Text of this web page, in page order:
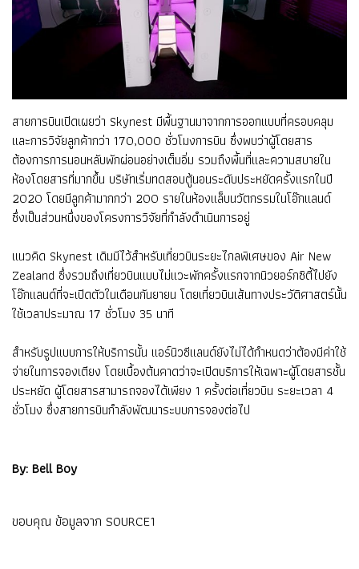
สายการบินเปิดเผยว่า Skynest มีพื้นฐานมาจากการออกแบบที่ครอบคลุม
และการวิจัยลูกค้ากว่า 170,000 ชั่วโมงการบิน ซึ่งพบว่าผู้โดยสาร
ต้องการการนอนหลับพักผ่อนอย่างเต็มอิ่ม รวมถึงพื้นที่และความสบายใน
ห้องโดยสารที่มากขึ้น บริษัทเริ่มทดสอบตู้นอนระดับประหยัดครั้งแรกในปี
2020 โดยมีลูกค้ามากกว่า 200 รายในห้องแล็บนวัตกรรมในโอ๊กแลนด์
ซึ่งเป็นส่วนหนึ่งของโครงการวิจัยที่กำลังดำเนินการอยู่
แนวคิด Skynest เดิมมีไว้สำหรับเที่ยวบินระยะไกลพิเศษของ Air New
Zealand ซึ่งรวมถึงเที่ยวบินแบบไม่แวะพักครั้งแรกจากนิวยอร์กซิตี้ไปยัง
โอ๊กแลนด์ที่จะเปิดตัวในเดือนกันยายน โดยเที่ยวบินเส้นทางประวัติศาสตร์นั้น
ใช้เวลาประมาณ 17 ชั่วโมง 35 นาที
สำหรับรูปแบบการให้บริการนั้น แอร์นิวซีแลนด์ยังไม่ได้กำหนดว่าต้องมีค่าใช้
จ่ายในการจองเตียง โดยเบื้องต้นคาดว่าจะเปิดบริการให้เฉพาะผู้โดยสารชั้น
ประหยัด ผู้โดยสารสามารถจองได้เพียง 1 ครั้งต่อเที่ยวบิน ระยะเวลา 4
ชั่วโมง ซึ่งสายการบินกำลังพัฒนาระบบการจองต่อไป
By: Bell Boy
ขอบคุณ ข้อมูลจาก SOURCE1